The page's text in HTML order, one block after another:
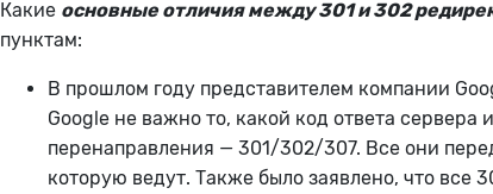
Какие основные отличия между 301 и 302
пунктам:
В прошлом году представителем компании
Google не важно то, какой код ответа сервера
перенаправления — 301/302/307. Все они
которую ведут. Также было заявлено, что все